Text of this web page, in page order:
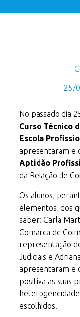
25/
No passado dia
Curso Técnico
Escola
apresentaram e
Aptidão
da Relação de
Os alunos,
elementos, dos
saber: Carla
Comarca de
representação
Judiciais e
apresentaram e
positiva as suas
escolhidos.